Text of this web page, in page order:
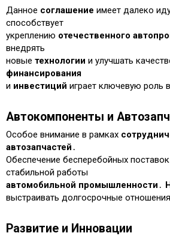
Данное соглашение имеет далеко
способствует
укреплению отечественного
внедрять
новые технологии и улучшать
финансирования
и инвестиций играет ключевую роль
Автокомпоненты и
Особое внимание в рамках
автозапчастей ․
Обеспечение бесперебойных
стабильной работы
автомобильной промышленности ․
выстраивать долгосрочные
Развитие и Инновации